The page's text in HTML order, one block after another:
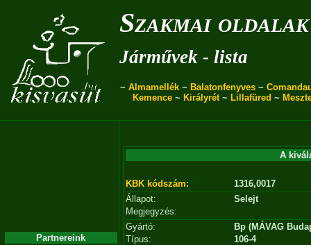
Szakmai oldalak
Járművek - lista
~ Almamellék ~ Balatonfenyves ~
Kemence ~ Királyrét~ Lillafüred ~
Partnereink
A
KBK kódszám:
1316,0017
Állapot:
Selejt
Megjegyzés:
Gyártó:
Bp (MÁVAG
Típus:
106-4